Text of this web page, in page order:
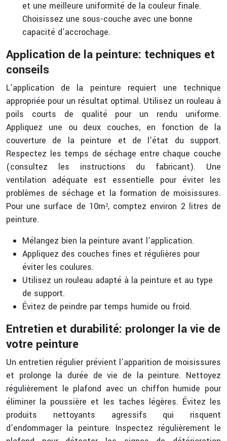
et une meilleure uniformité de la couleur finale.
Choisissez une sous-couche avec une bonne
capacité d’accrochage.
Application de la peinture: techniques et
conseils
L’application de la peinture requiert une technique
appropriée pour un résultat optimal. Utilisez un rouleau à
poils courts de qualité pour un rendu uniforme.
Appliquez une ou deux couches, en fonction de la
couverture de la peinture et de l’état du support.
Respectez les temps de séchage entre chaque couche
(consultez les instructions du fabricant). Une
ventilation adéquate est essentielle pour éviter les
problèmes de séchage et la formation de moisissures.
Pour une surface de 10m², comptez environ 2 litres de
peinture.
Mélangez bien la peinture avant l’application.
Appliquez des couches fines et régulières pour
éviter les coulures.
Utilisez un rouleau adapté à la peinture et au type
de support.
Évitez de peindre par temps humide ou froid.
Entretien et durabilité: prolonger la vie de
votre peinture
Un entretien régulier prévient l’apparition de moisissures
et prolonge la durée de vie de la peinture. Nettoyez
régulièrement le plafond avec un chiffon humide pour
éliminer la poussière et les taches légères. Évitez les
produits nettoyants agressifs qui risquent
d’endommager la peinture. Inspectez régulièrement le